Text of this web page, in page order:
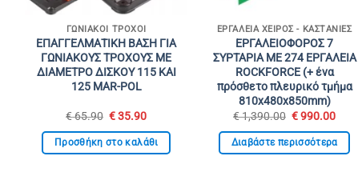
ΓΩΝΙΑΚΟΊ ΤΡΟΧΟΊ
ΕΠΑΓΓΕΛΜΑΤΙΚΗ ΒΑΣΗ ΓΙΑ
ΓΩΝΙΑΚΟΥΣ ΤΡΟΧΟΥΣ ΜΕ
ΔΙΑΜΕΤΡΟ ΔΙΣΚΟΥ 115 ΚΑΙ
125 MAR-POL
€65.90 Original
was:
€ 65.90.
€35.90Η
τιμή
είναι:
Προσθήκη στο καλάθι
ΕΡΓΑΛΕΊΑ ΧΕΙΡΌΣ - ΚΑΣΤΆΝΙΕΣ
ΕΡΓΑΛΕΙΟΦΟΡΟΣ 7
ΣΥΡΤΑΡΙΑ ΜΕ 274 ΕΡΓΑΛΕΙΑ
ROCKFORCE (+ ένα
πρόσθετο πλευρικό τμήμα
810х480х850mm)
€1,390.00 Original
was:
€ 1,390.00.
€990.00Η
τιμή
είναι:
Διαβάστε περισσότερα